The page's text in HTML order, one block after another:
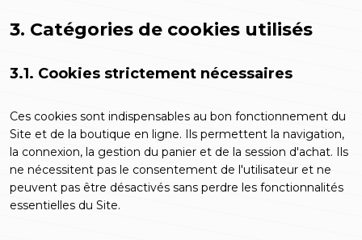
3. Catégories de cookies utilisés
3.1. Cookies strictement nécessaires
Ces cookies sont indispensables au bon fonctionnement du
Site et de la boutique en ligne. Ils permettent la navigation,
la connexion, la gestion du panier et de la session d'achat. Ils
ne nécessitent pas le consentement de l'utilisateur et ne
peuvent pas être désactivés sans perdre les fonctionnalités
essentielles du Site.